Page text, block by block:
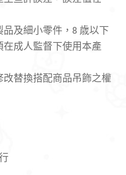
及細小零件，8 歳以下
在成人監督下使用本產
替換搭配商品吊飾之權